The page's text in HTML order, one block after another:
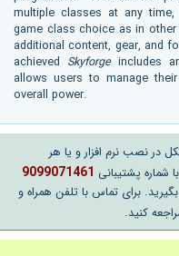
multiple classes at any
game class choice as in
additional content, gear, and
achieved Skyforgeincludes
allows users to manage
overall power.
در نصب نرم افزار و یا هر
شماره پشتیبانی 9099071461
برای تماس با تلفن همراه و
کنید.